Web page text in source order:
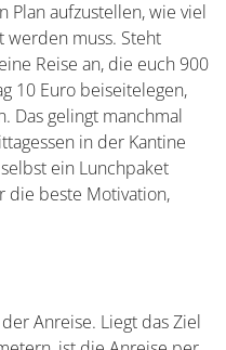
genau benötigte
Plan aufzustellen, wie
werden muss. Steht
Reise an, die euch
Tag 10 Euro
finanzieren. Das
und euch
packt. Der Urlaub ist
oder?